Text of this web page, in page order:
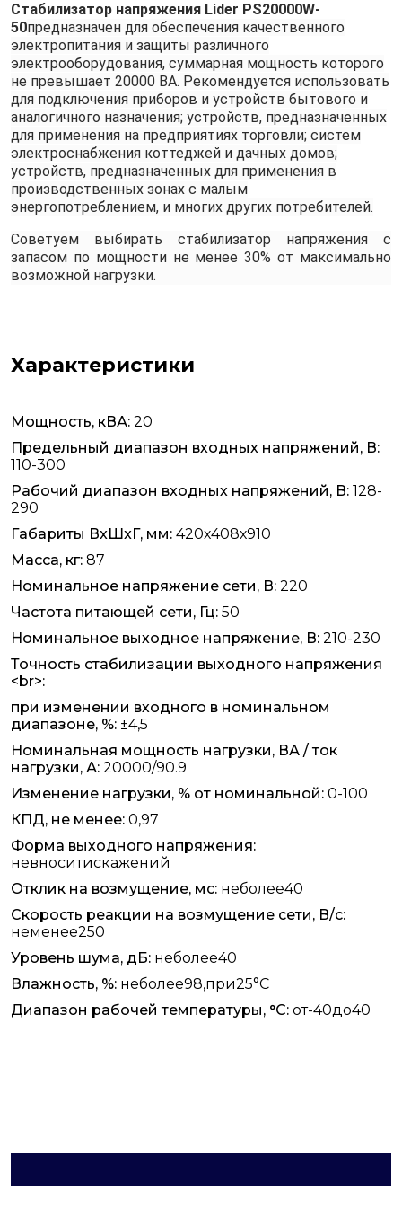
Cтабилизатор напряжения Lider PS20000W-
50предназначен для обеспечения качественного
электропитания и защиты различного
электрооборудования, суммарная мощность которого
не превышает 20000 ВА. Рекомендуется использовать
для подключения приборов и устройств бытового и
аналогичного назначения; устройств, предназначенных
для применения на предприятиях торговли; систем
электроснабжения коттеджей и дачных домов;
устройств, предназначенных для применения в
производственных зонах с малым
энергопотреблением, и многих других потребителей.
Советуем выбирать стабилизатор напряжения с
запасом по мощности не менее 30% от максимально
возможной нагрузки.
Характеристики
Мощность, кВА: 20
Предельный диапазон входных напряжений, В:
110-300
Рабочий диапазон входных напряжений, В: 128-
290
Габариты ВxШxГ, мм: 420х408х910
Масса, кг: 87
Номинальное напряжение сети, В: 220
Частота питающей сети, Гц: 50
Номинальное выходное напряжение, В: 210-230
Точность стабилизации выходного напряжения
<br>:
при изменении входного в номинальном
диапазоне, %: ±4,5
Номинальная мощность нагрузки, ВА / ток
нагрузки, А: 20000/90.9
Изменение нагрузки, % от номинальной: 0-100
КПД, не менее: 0,97
Форма выходного напряжения:
невноситискажений
Отклик на возмущение, мс: неболее40
Скорость реакции на возмущение сети, В/с:
неменее250
Уровень шума, дБ: неболее40
Влажность, %: неболее98,при25°С
Диапазон рабочей температуры, °С: от-40до40